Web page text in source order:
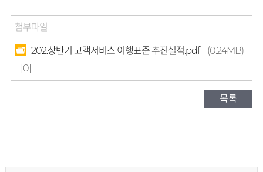
첨부파일
202.상반기 고객서비스 이행표준 추진실적.pdf
(0.24MB)
[0]
목록